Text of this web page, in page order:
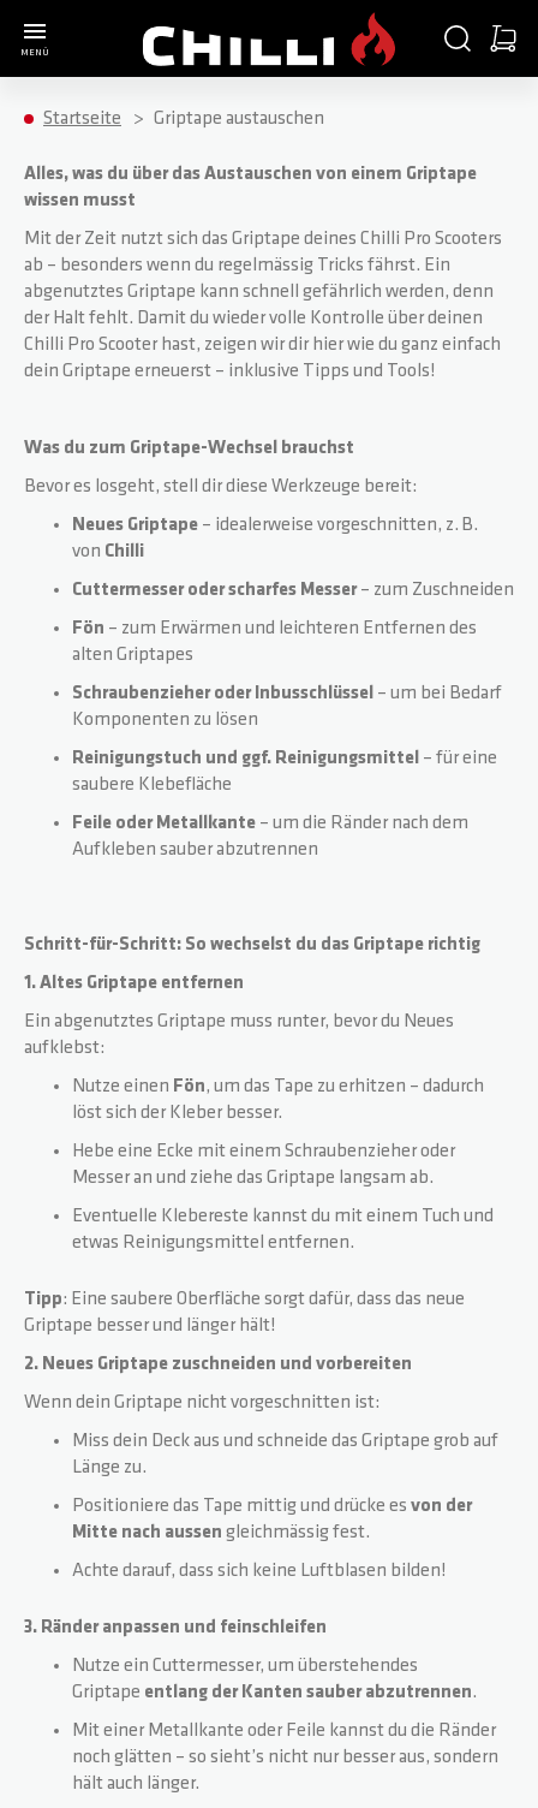
MENÜ
SUCHE
3000
4000
5000
BASE S
BASE
REAPER
CRITTER
BEAST V2
ARCHIE COLE
TROOPER
WAVE TRACK
JUMPSTART
REAPER VENOM
HANDGRIFFE / BAR ENDS
T-BARS
KLEMMEN / SCHRAUBEN
HEADSETS / KUGELLAGER
RADGABELN
GRIPTAPES
BREMSEN / SCHRAUBEN
SPACER
PEGS
SCOOTER STANDS
HELME
T-SHIRTS
LONGSLEEVES
HOODIES
SHOP
WERKSTATT
BLOG
TEAM RIDER
PARTNER
DOWNLOADS
Startseite Griptape austauschen
Alles, was du über das Austauschen von einem Griptape
wissen musst
Mit der Zeit nutzt sich das Griptape deines Chilli Pro Scooters
ab – besonders wenn du regelmässig Tricks fährst. Ein
abgenutztes Griptape kann schnell gefährlich werden, denn
der Halt fehlt. Damit du wieder volle Kontrolle über deinen
Chilli Pro Scooter hast, zeigen wir dir hier wie du ganz einfach
dein Griptape erneuerst – inklusive Tipps und Tools!
Was du zum Griptape-Wechsel brauchst
Bevor es losgeht, stell dir diese Werkzeuge bereit:
Neues Griptape – idealerweise vorgeschnitten, z. B.
von Chilli
Cuttermesser oder scharfes Messer– zum Zuschneiden
Fön – zum Erwärmen und leichteren Entfernen des
alten Griptapes
Schraubenzieher oder Inbusschlüssel – um bei Bedarf
Komponenten zu lösen
Reinigungstuch und ggf. Reinigungsmittel – für eine
saubere Klebefläche
Feile oder Metallkante – um die Ränder nach dem
Aufkleben sauber abzutrennen
Schritt-für-Schritt: So wechselst du das Griptape richtig
1. Altes Griptape entfernen
Ein abgenutztes Griptape muss runter, bevor du Neues
aufklebst:
Nutze einen Fön, um das Tape zu erhitzen – dadurch
löst sich der Kleber besser.
Hebe eine Ecke mit einem Schraubenzieher oder
Messer an und ziehe das Griptape langsam ab.
Eventuelle Klebereste kannst du mit einem Tuch und
etwas Reinigungsmittel entfernen.
Tipp: Eine saubere Oberfläche sorgt dafür, dass das neue
Griptape besser und länger hält!
2. Neues Griptape zuschneiden und vorbereiten
Wenn dein Griptape nicht vorgeschnitten ist:
Miss dein Deck aus und schneide das Griptape grob auf
Länge zu.
Positioniere das Tape mittig und drücke es von der
Mitte nach aussen gleichmässig fest.
Achte darauf, dass sich keine Luftblasen bilden!
3. Ränder anpassen und feinschleifen
Nutze ein Cuttermesser, um überstehendes
Griptape entlang der Kanten sauber abzutrennen.
Mit einer Metallkante oder Feile kannst du die Ränder
noch glätten – so sieht’s nicht nur besser aus, sondern
hält auch länger.